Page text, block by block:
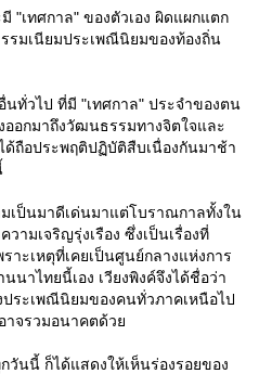
"เทศกาล" ของตัวเอง ผิดแผกแตก
รมเนียมประเพณีนิยมของท้องถิ่น
นทั่วไป ที่มี "เทศกาล" ประจำของตน
อกมาถึงวัฒนธรรมทางจิตใจและ
ด้ถือประพฤติปฏิบัติสืบเนื่องกันมาช้า
เป็นมาดีเด่นมาแต่โบราณกาลทั้งใน
มเจริญรุ่งเรือง ซึ่งเป็นเรื่องที่
ะเหตุที่เคยเป็นศูนย์กลางแห่งการ
าไทยนี้เอง เวียงพิงค์จึงได้ชื่อว่า
ประเพณีนิยมของคนทั่วภาคเหนือไป
าจรวมอนาคตด้ว
วันนี้ ก็ได้แสดงให้เห็นร่องรอยของ